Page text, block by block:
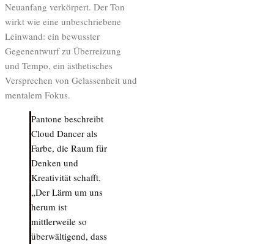
Neuanfang verkörpert. Der Ton
wirkt wie eine unbeschriebene
Leinwand: ein bewusster
Gegenentwurf zu Überreizung
und Tempo, ein ästhetisches
Versprechen von Gelassenheit und
mentalem Fokus.
Pantone beschreibt
Cloud Dancer als
Farbe, die Raum für
Denken und
Kreativität schafft.
„Der Lärm um uns
herum ist
mittlerweile so
überwältigend, dass